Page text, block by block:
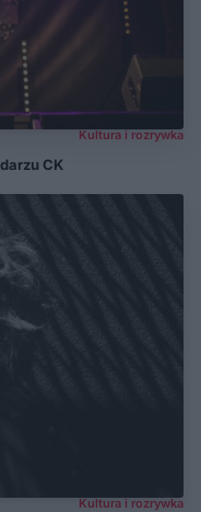
Kultura i rozrywka
CK
Kultura i rozrywka